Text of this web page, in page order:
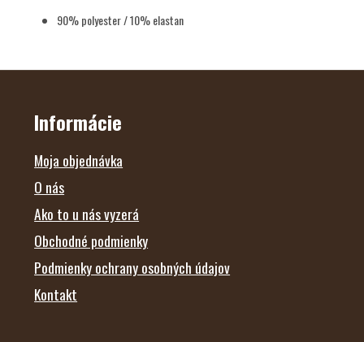
90% polyester / 10% elastan
Z
Informácie
Moja objednávka
O nás
Ako to u nás vyzerá
Obchodné podmienky
Podmienky ochrany osobných údajov
Kontakt